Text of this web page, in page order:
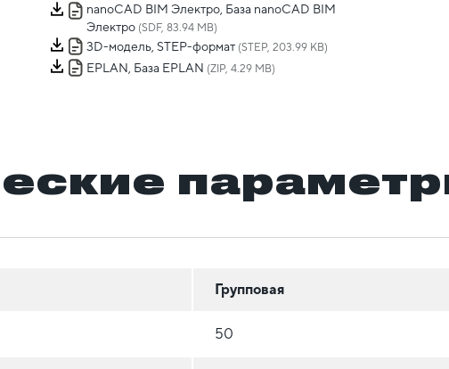
nanoCAD BIM Электро, База nanoCAD BIM
Электро(SDF, 83.94 MB)
3D-модель, STEP-формат(STEP, 203.99 KB)
EPLAN, База EPLAN (ZIP, 4.29 MB)
Групповая
50